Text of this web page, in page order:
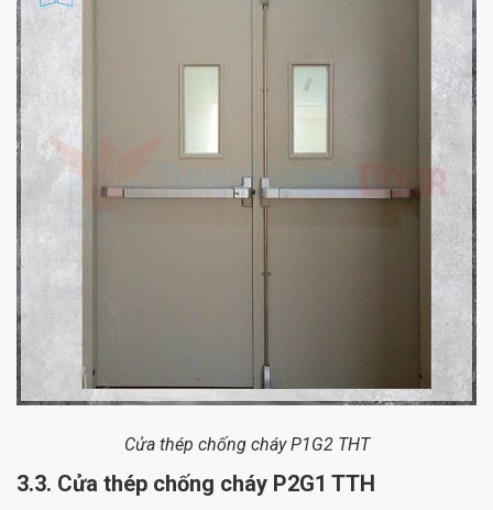
Cửa thép chống cháy P1G2 THT
3.3. Cửa thép chống cháy P2G1 TTH